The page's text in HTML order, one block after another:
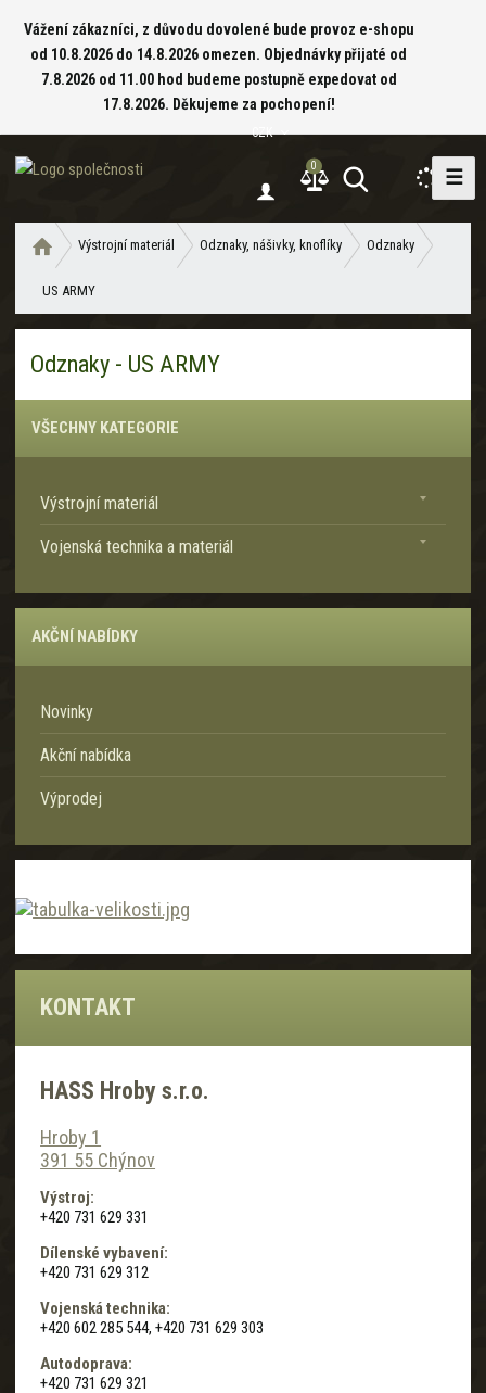
Vážení zákazníci, z důvodu dovolené bude provoz e-shopu
od 10.8.2026 do 14.8.2026 omezen. Objednávky přijaté od
7.8.2026 od 11.00 hod budeme postupně expedovat od
17.8.2026. Děkujeme za pochopení!
d
0
CZK
☰
v
o
d
í
r
a
a
Výstrojní materiál Odznaky, nášivky, knoflíky Odznaky
US ARMY
Odznaky - US ARMY
VŠECHNY KATEGORIE
Výstrojní materiál
Vojenská technika a materiál
AKČNÍ NABÍDKY
Novinky
Akční nabídka
Výprodej
KONTAKT
HASS Hroby s.r.o.
Hroby 1
391 55 Chýnov
Výstroj:
+420 731 629 331
Dílenské vybavení:
+420 731 629 312
Vojenská technika:
+420 602 285 544, +420 731 629 303
Autodoprava:
+420 731 629 321